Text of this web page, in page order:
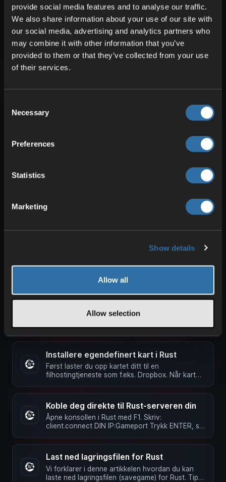
provide social media features and to analyse our traffic.
We also share information about your use of our site with
our social media, advertising and analytics partners who
may combine it with other information that you’ve
provided to them or that they’ve collected from your use
of their services.
Selection
Necessary
Preferences
Statistics
Marketing
Show details
Allow all
Allow selection
Flere artikler om Rust
serveren. Slik kan du for eksempel kaste ut
webgrensesnittet, under Serverinnstillinger, er
Hvordan aktiverer jeg en hviteliste på
Merk: Den innebygde hvitelisten i Rust fungerer
forutsetter at du har aktivert …
Hvordan installerer jeg mods på Rust-
I denne artikkelen forklarer vi hvordan du
Installere egendefinert kart i Rust
Først laster du opp kartet ditt til en
filhostingtjeneste som f.eks. Dropbox. Når kartet
Koble deg direkte til Rust-serveren din
Åpne konsollen i Rust med F1. Skriv:
client.connect DIN IP:Gameport Trykk ENTER, så
Last ned lagringsfilen for Rust
Vi forklarer i denne artikkelen hvordan du kan
laste ned lagringsfilen (savegame) for Rust. Tips: